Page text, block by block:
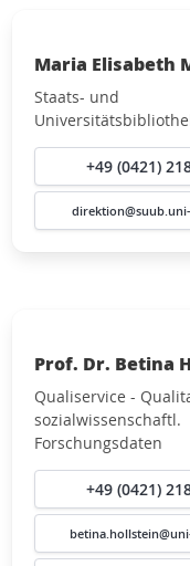
Maria Elisabeth
Staats- und
+49 (0421)
Prof. Dr. Betina
Qualiservice -
sozialwissenschaftl.
Forschungsdaten
+49 (0421)